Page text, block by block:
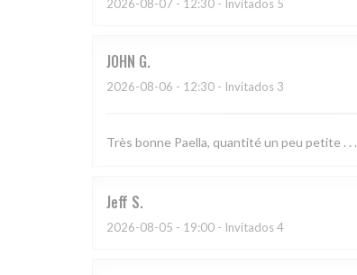
2026-08-07 - 12:30 - Invitados 5
JOHN G
2026-08-06 - 12:30 - Invitados 3
Très bonne Paella, quantité un peu petite . . .
Jeff S
2026-08-05 - 19:00 - Invitados 4